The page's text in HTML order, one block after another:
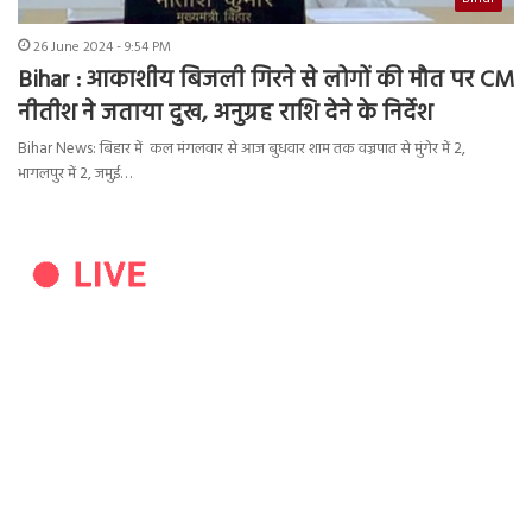
26 June 2024 - 9:54 PM
Bihar : आकाशीय बिजली गिरने से लोगों की मौत पर CM
नीतीश ने जताया दुख, अनुग्रह राशि देने के निर्देश
Bihar News: बिहार में कल मंगलवार से आज बुधवार शाम तक वज्रपात से मुंगेर में 2,
भागलपुर में 2, जमुई…